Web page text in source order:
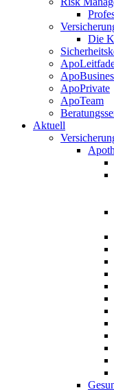
Die
ApoPrivate
ApoTeam
Aktuell